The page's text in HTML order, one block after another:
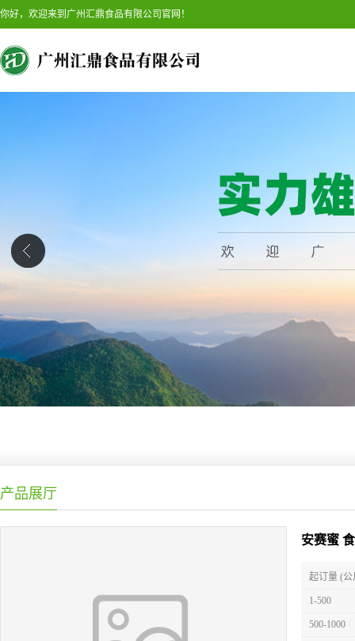
你好，欢迎来到广州汇鼎食品有限公司官网！
产品展厅
安赛蜜
起订量 (公
1-500
500-1000